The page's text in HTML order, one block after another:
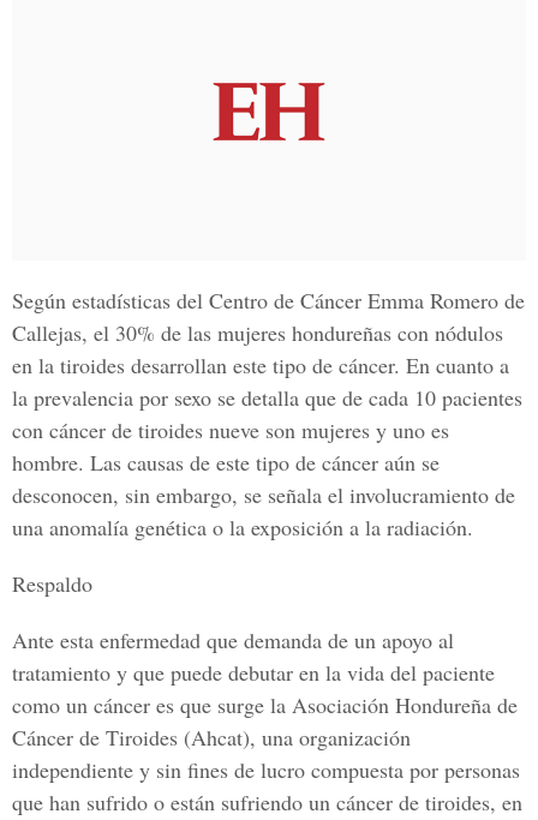
Según estadísticas del Centro de Cáncer Emma Romero de
Callejas, el 30% de las mujeres hondureñas con nódulos
en la tiroides desarrollan este tipo de cáncer. En cuanto a
la prevalencia por sexo se detalla que de cada 10 pacientes
con cáncer de tiroides nueve son mujeres y uno es
hombre. Las causas de este tipo de cáncer aún se
desconocen, sin embargo, se señala el involucramiento de
una anomalía genética o la exposición a la radiación.
Respaldo
Ante esta enfermedad que demanda de un apoyo al
tratamiento y que puede debutar en la vida del paciente
como un cáncer es que surge la Asociación Hondureña de
Cáncer de Tiroides (Ahcat), una organización
independiente y sin fines de lucro compuesta por personas
que han sufrido o están sufriendo un cáncer de tiroides, en